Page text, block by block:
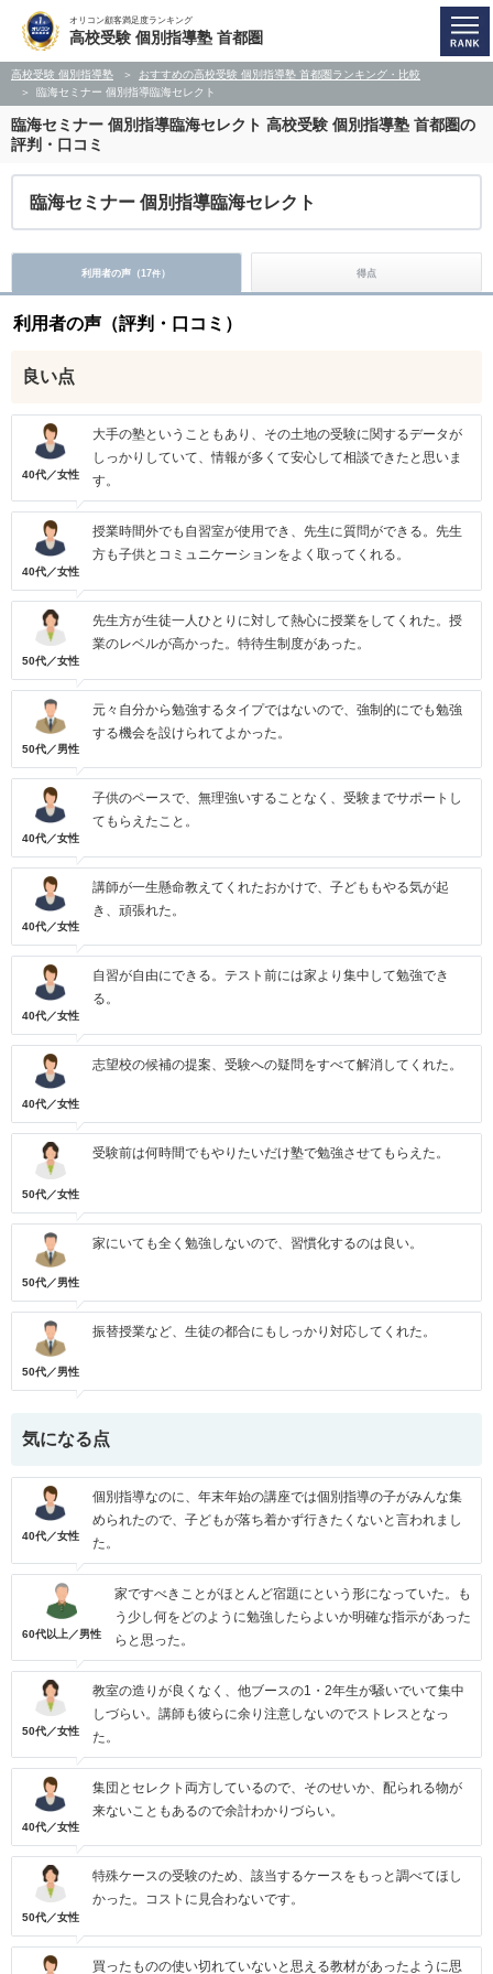
オリコン顧客満足度ランキング
高校受験 個別指導塾 首都圏
高校受験 個別指導塾
おすすめの高校受験 個別指導塾 首都圏ランキング・比較
臨海セミナー 個別指導臨海セレクト
臨海セミナー 個別指導臨海セレクト 高校受験 個別指導塾 首都圏の
評判・口コミ
臨海セミナー 個別指導臨海セレクト
利用者の声（17件） 得点
利用者の声（評判・口コミ）
良い点
40代／女性
大手の塾ということもあり、その土地の受験に関するデータが
しっかりしていて、情報が多くて安心して相談できたと思いま
す。
40代／女性
授業時間外でも自習室が使用でき、先生に質問ができる。先生
方も子供とコミュニケーションをよく取ってくれる。
50代／女性
先生方が生徒一人ひとりに対して熱心に授業をしてくれた。授
業のレベルが高かった。特待生制度があった。
50代／男性
元々自分から勉強するタイプではないので、強制的にでも勉強
する機会を設けられてよかった。
40代／女性
子供のペースで、無理強いすることなく、受験までサポートし
てもらえたこと。
40代／女性
講師が一生懸命教えてくれたおかけで、子どももやる気が起
き、頑張れた。
40代／女性
自習が自由にできる。テスト前には家より集中して勉強でき
る。
40代／女性
志望校の候補の提案、受験への疑問をすべて解消してくれた。
50代／女性
受験前は何時間でもやりたいだけ塾で勉強させてもらえた。
50代／男性
家にいても全く勉強しないので、習慣化するのは良い。
50代／男性
振替授業など、生徒の都合にもしっかり対応してくれた。
気になる点
40代／女性
個別指導なのに、年末年始の講座では個別指導の子がみんな集
められたので、子どもが落ち着かず行きたくないと言われまし
た。
60代以上／男性
家ですべきことがほとんど宿題にという形になっていた。も
う少し何をどのように勉強したらよいか明確な指示があった
らと思った。
50代／女性
教室の造りが良くなく、他ブースの1・2年生が騒いでいて集中
しづらい。講師も彼らに余り注意しないのでストレスとなっ
た。
40代／女性
集団とセレクト両方しているので、そのせいか、配られる物が
来ないこともあるので余計わかりづらい。
50代／女性
特殊ケースの受験のため、該当するケースをもっと調べてほし
かった。コストに見合わないです。
買ったものの使い切れていないと思える教材があったように思